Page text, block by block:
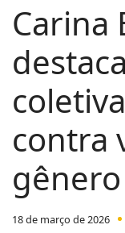
Carina
contra
gênero
18 de março de 2026